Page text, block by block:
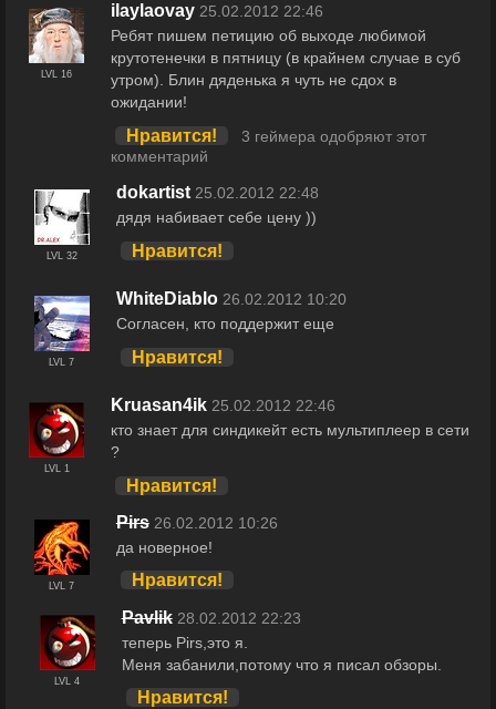
LVL 16
ilaylaovay 25.02.2012 22:46
Ребят пишем петицию об выходе любимой
крутотенечки в пятницу (в крайнем случае в суб
утром). Блин дяденька я чуть не сдох в
ожидании!
Нравится!
3 геймера одобряют этот
комментарий
LVL 32
dokartist 25.02.2012 22:48
дядя набивает себе цену ))
Нравится!
LVL 7
WhiteDiablo 26.02.2012 10:20
Согласен, кто поддержит еще
Нравится!
LVL 1
Kruasan4ik 25.02.2012 22:46
кто знает для синдикейт есть мультиплеер в сети
?
Нравится!
LVL 7
Pirs 26.02.2012 10:26
да новерное!
Нравится!
LVL 4
Pavlik 28.02.2012 22:23
теперь Pirs,это я.
Меня забанили,потому что я писал обзоры.
Нравится!